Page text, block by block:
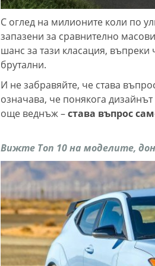
С оглед на милионите коли по
запазени за сравнително
шанс за тази класация,
брутални.
И не забравяйте, че става
означава, че понякога
още веднъж –става въпрос
Вижте Топ 10 на моделите,